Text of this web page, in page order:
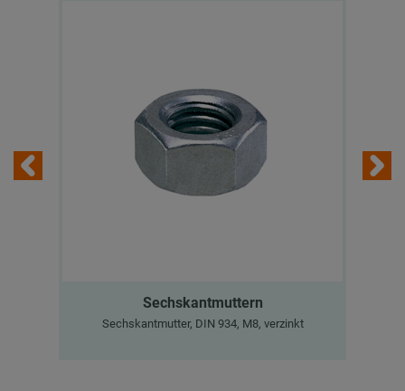
Sechskantmuttern
Sechskantmutter, DIN 934, M8, verzinkt